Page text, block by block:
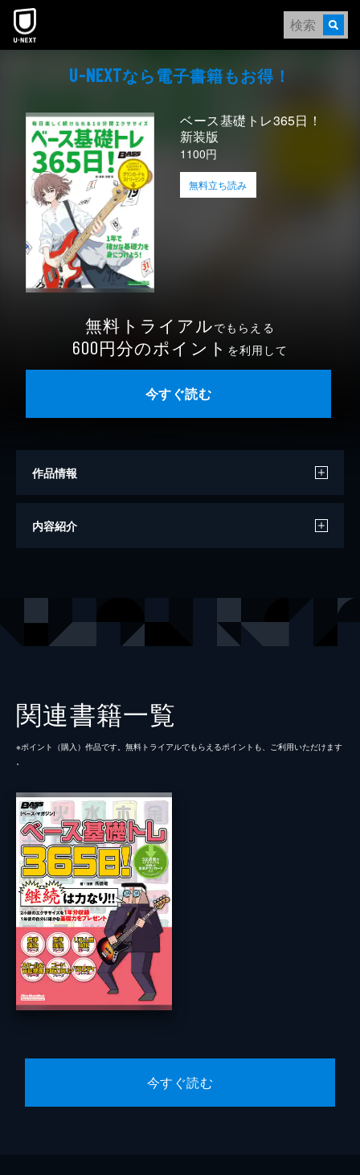
本文へスキップ
U-NEXTなら電⼦書籍もお得！
ベース基礎トレ365日！
新装版
1100円
無料立ち読み
無料トライアルでもらえる
600円分のポイント を利用して
今すぐ読む
作品情報
著者
内容紹介
関連書籍一覧
※ポイント（購⼊）作品です。無料トライアルでもらえるポイントも、ご利⽤いただけます
今すぐ読む